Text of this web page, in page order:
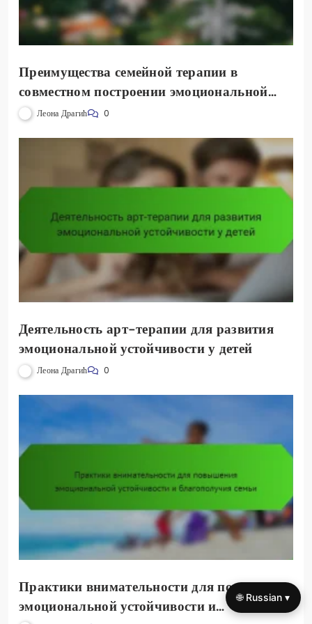
Преимущества семейной терапии в
совместном построении эмоциональной
устойчивости
Леона Драгић 0
Деятельность арт-терапии для развития
эмоциональной устойчивости у детей
Леона Драгић 0
Практики внимательности для повышения
эмоциональной устойчивости и
🌐 Russian ▾